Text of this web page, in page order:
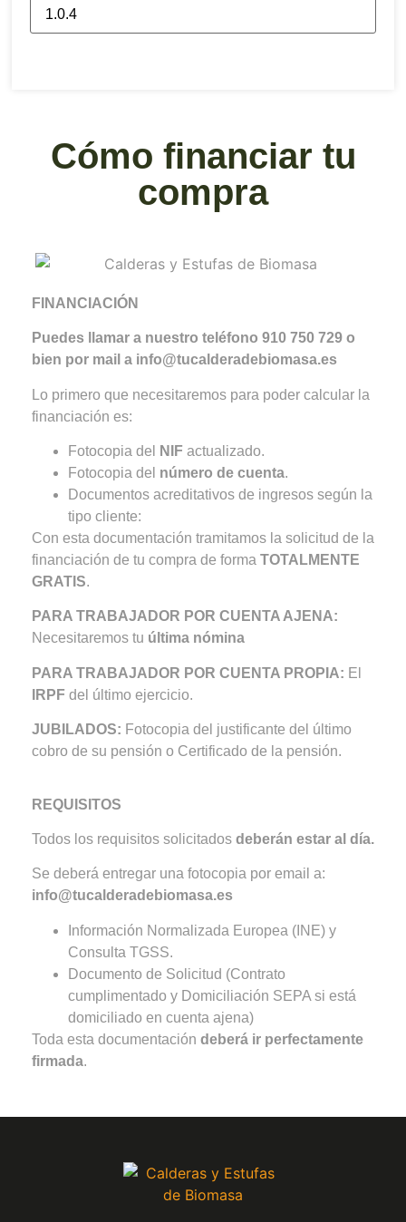
Cómo financiar tu
compra
FINANCIACIÓN
Puedes llamar a nuestro teléfono 910 750 729 o
bien por mail a info@tucalderadebiomasa.es
Lo primero que necesitaremos para poder calcular la
financiación es:
Fotocopia del NIF actualizado.
Fotocopia del número de cuenta.
Documentos acreditativos de ingresos según la
tipo cliente:
Con esta documentación tramitamos la solicitud de la
financiación de tu compra de forma TOTALMENTE
GRATIS.
PARA TRABAJADOR POR CUENTA AJENA:
Necesitaremos tu última nómina
PARA TRABAJADOR POR CUENTA PROPIA: El
IRPF del último ejercicio.
JUBILADOS: Fotocopia del justificante del último
cobro de su pensión o Certificado de la pensión.
REQUISITOS
Todos los requisitos solicitados deberán estar al día.
Se deberá entregar una fotocopia por email a:
info@tucalderadebiomasa.es
Información Normalizada Europea (INE) y
Consulta TGSS.
Documento de Solicitud (Contrato
cumplimentado y Domiciliación SEPA si está
domiciliado en cuenta ajena)
Toda esta documentación deberá ir perfectamente
firmada.